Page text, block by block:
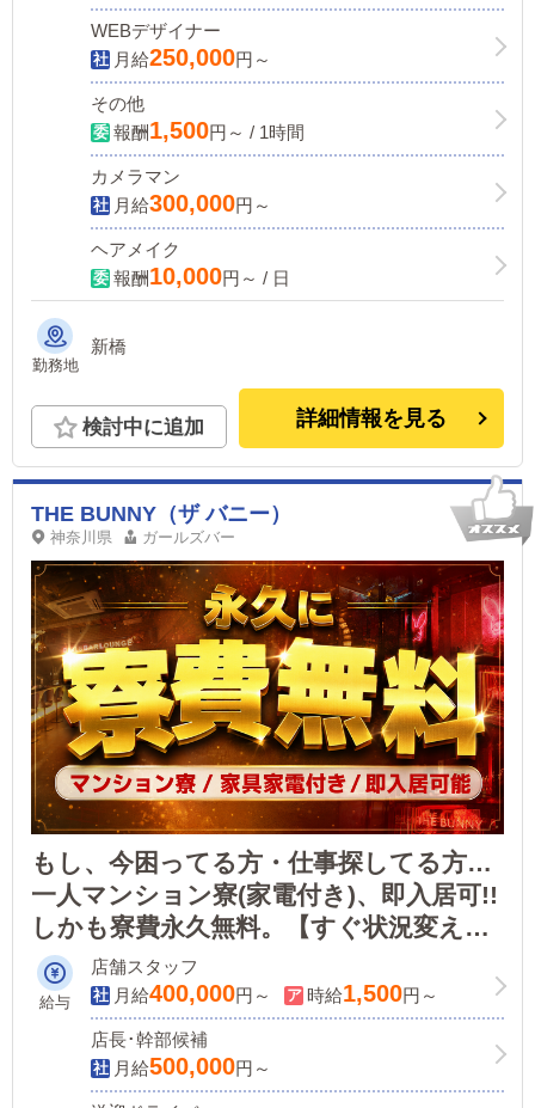
WEBデザイナー
月給250,000円～
その他
報酬1,500円～ / 1時間
カメラマン
月給300,000円～
ヘアメイク
報酬10,000円～ / 日
勤務地
新橋
検討中に追加 詳細情報を見る
THE BUNNY（ザ バニー）
神奈川県 ガールズバー
もし、今困ってる方・仕事探してる方…
一人マンション寮(家電付き)、即入居可!!
しかも寮費永久無料。【すぐ状況変える
チャンス!!】横浜超有名店ガルバだから
安心!横浜駅徒歩20秒!月給40万円～＋α!
体験日給13000円！
給与
店舗スタッフ
月給400,000円～ 時給1,500円～
店長･幹部候補
月給500,000円～